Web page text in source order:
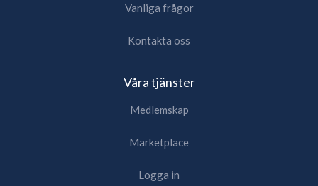
Vanliga frågor
Kontakta oss
Våra tjänster
Medlemskap
Marketplace
Logga in